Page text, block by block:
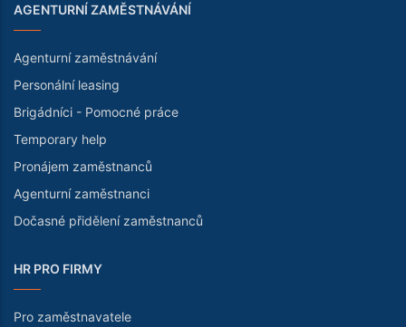
AGENTURNÍ ZAMĚSTNÁVÁNÍ
Agenturní zaměstnávání
Personální leasing
Brigádníci - Pomocné práce
Temporary help
Pronájem zaměstnanců
Agenturní zaměstnanci
Dočasné přidělení zaměstnanců
HR PRO FIRMY
Pro zaměstnavatele